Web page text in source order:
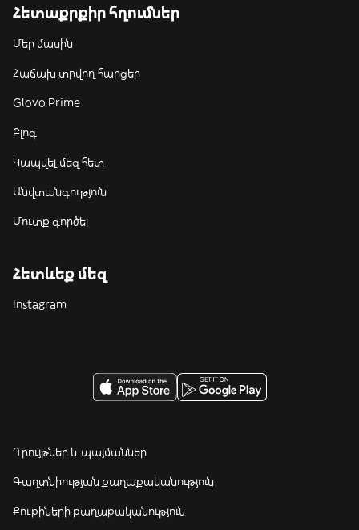
Հետաքրքիր հղումներ
Մեր մասին
Հաճախ տրվող հարցեր
Glovo Prime
Բլոգ
Կապվել մեզ հետ
Անվտանգություն
Մուտք գործել
Հետևեք մեզ
Instagram
Դրույթներ և պայմաններ
Գաղտնիության քաղաքականություն
Քուքիների քաղաքականություն